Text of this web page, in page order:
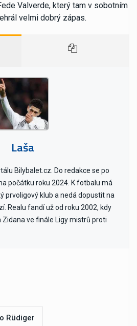
Valverde, který tam v sobotním
velmi dobrý zápas.
Laša
Bilybalet.cz. Do redakce se po
počátku roku 2024. K fotbalu má
prvoligový klub a nedá dopustit na
Realu fandí už od roku 2002, kdy
Zidana ve finále Ligy mistrů proti
Rüdiger